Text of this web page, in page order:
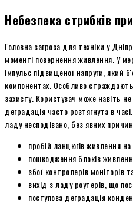
Небезпека стрибків
Головна загроза для техніки у
моменті повернення живлення. У
імпульс підвищеної напруги, який
компонентах. Особливо
захисту. Користувач може навіть
деградація часто розтягнута в
ладу несподівано, без явних
пробій ланцюгів живлення
пошкодження блоків
збої контролерів моніторів
вихід з ладу роутерів, що
поступова деградація